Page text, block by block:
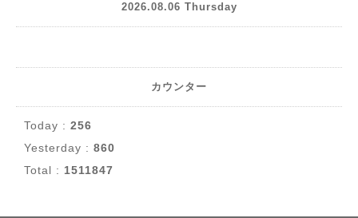
2026.08.06 Thursday
カウンター
Today : 256
Yesterday : 860
Total : 1511847